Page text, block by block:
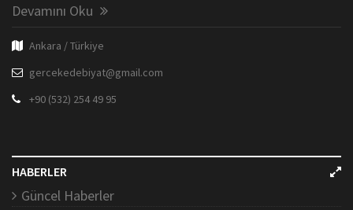
Devamını Oku
Ankara / Türkiye
gercekedebiyat@gmail.com
+90 (532) 254 49 95
HABERLER
Güncel Haberler